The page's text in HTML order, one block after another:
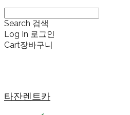
Search 검색
Log In 로그인
Cart장바구니
타잔렌트카